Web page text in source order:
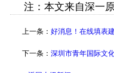
注：本文来自深一
上一条： 好消息！在线填表
下一条： 深圳市青年国际文